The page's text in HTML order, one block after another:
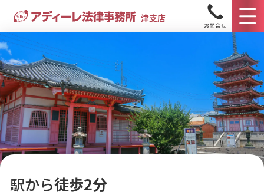
津支店
津市で法律相談をするなら
駅から徒歩2分